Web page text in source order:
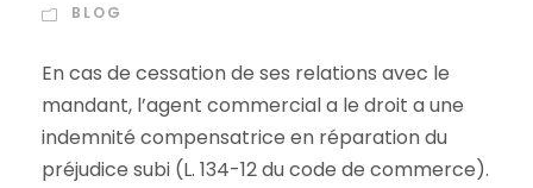
BLOG
En cas de cessation de ses relations avec le
mandant, l’agent commercial a le droit a une
indemnité compensatrice en réparation du
préjudice subi (L. 134-12 du code de commerce).